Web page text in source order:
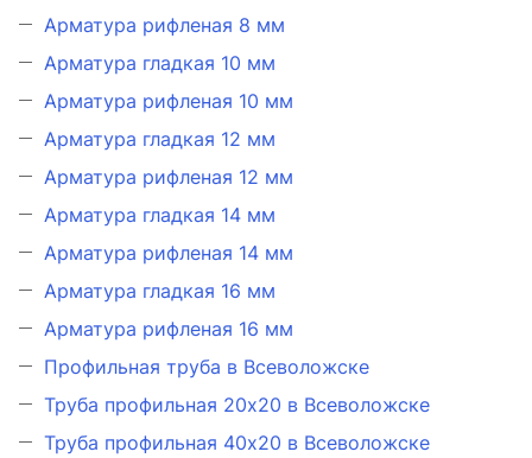
Арматура рифленая 8 мм
Арматура гладкая 10 мм
Арматура рифленая 10 мм
Арматура гладкая 12 мм
Арматура рифленая 12 мм
Арматура гладкая 14 мм
Арматура рифленая 14 мм
Арматура гладкая 16 мм
Арматура рифленая 16 мм
Профильная труба в Всеволожске
Труба профильная 20х20 в Всеволожске
Труба профильная 40х20 в Всеволожске